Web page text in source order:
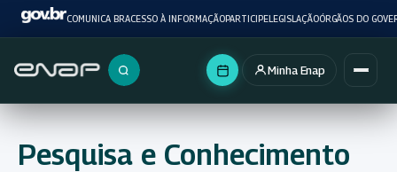
COMUNICA BRACESSO À INFORMAÇÃOPARTICIPELEGISLAÇÃOÓRGÃOS DO
Buscar no portal
Minha Enap
Pesquisa e Conhecimento